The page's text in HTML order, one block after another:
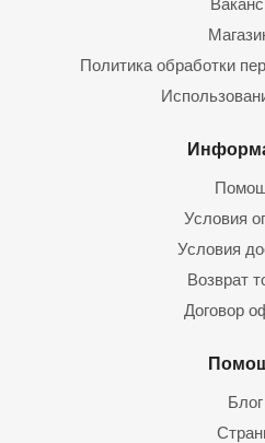
Политика обработки
Условия
Условия
Возврат
Договор
Блог